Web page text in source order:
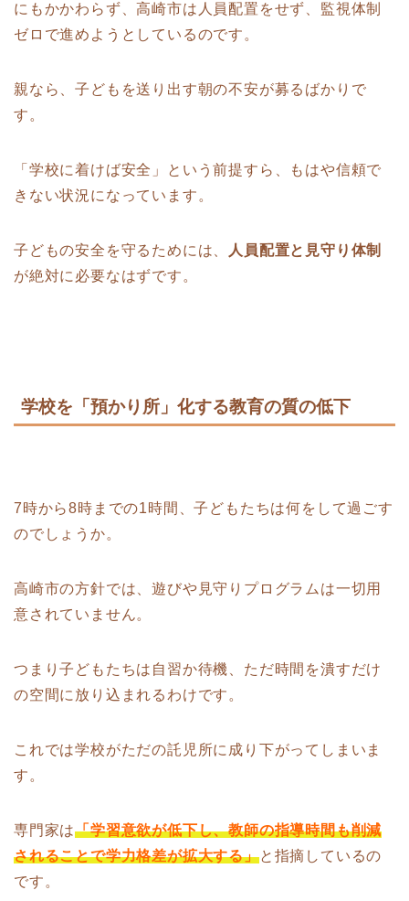
にもかかわらず、高崎市は人員配置をせず、監視体制
ゼロで進めようとしているのです。
親なら、子どもを送り出す朝の不安が募るばかりで
す。
「学校に着けば安全」という前提すら、もはや信頼で
きない状況になっています。
子どもの安全を守るためには、
人員配置と見守り体制
が絶対に必要なはずです。
学校を「預かり所」化する教育の質の低下
7時から8時までの1時間、子どもたちは何をして過ごす
のでしょうか。
高崎市の方針では、遊びや見守りプログラムは一切用
意されていません。
つまり子どもたちは自習か待機、ただ時間を潰すだけ
の空間に放り込まれるわけです。
これでは学校がただの託児所に成り下がってしまいま
す。
専門家は「学習意欲が低下し、教師の指導時間も削減
されることで学力格差が拡大する」と指摘しているの
です。